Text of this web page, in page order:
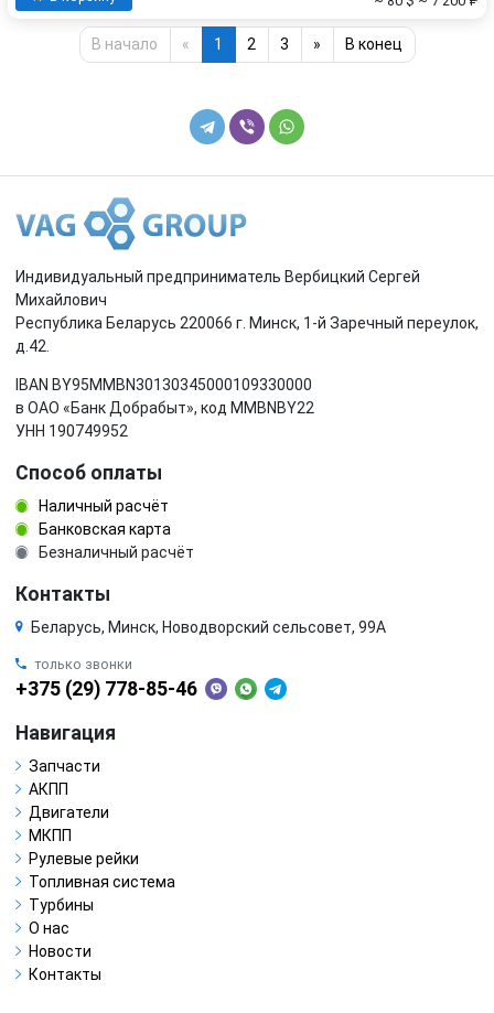
В начало « 1 2 3 » В конец
Индивидуальный предприниматель Вербицкий Сергей
Михайлович
Республика Беларусь 220066 г. Минск, 1-й Заречный переулок,
д.42.
IBAN BY95MMBN30130345000109330000
в ОАО «Банк Добрабыт», код MMBNBY22
УНН 190749952
Способ оплаты
Наличный расчёт
Банковская карта
Безналичный расчёт
Контакты
Беларусь, Минск, Новодворский сельсовет, 99А
только звонки
+375 (29) 778-85-46
Навигация
Запчасти
АКПП
Двигатели
МКПП
Рулевые рейки
Топливная система
Турбины
О нас
Новости
Контакты